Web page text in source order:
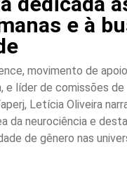
e à
movimento de
e líder de comissões de
Letícia Oliveira
da neurociência e
de gênero nas